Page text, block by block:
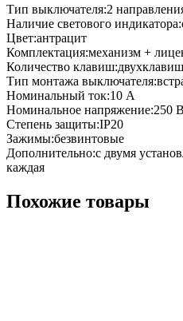
Тип выключателя:2
Наличие светового
Цвет:антрацит
Комплектация:механизм +
Количество
Тип монтажа
Номинальный ток:10 А
Номинальное напряжение:250
Степень защиты:IP20
Зажимы:безвинтовые
Дополнительно:с двумя
каждая
Похожие товары